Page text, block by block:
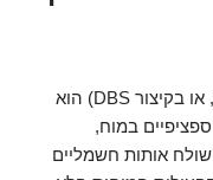
גירוי מוחי עמוק (Deep Brain Stimulation, או בקיצור DBS) הוא
במוח,
אותות חשמליים